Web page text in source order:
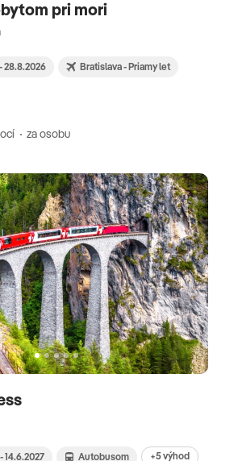
pri mori
28.8.2026 Bratislava - Priamy let
za osobu
14.6.2027 Autobusom +5 výhod